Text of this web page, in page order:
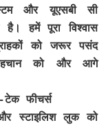
और यूएसबी सी
है। हमें पूरा विश्वास
को जरूर पसंद
को और आगे
टेक फीचर्स
स्टाइलिश लुक को